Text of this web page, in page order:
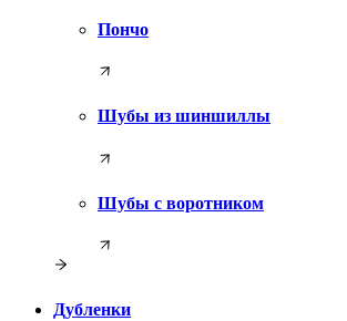
Пончо
Шубы из шиншиллы
Шубы с воротником
Дубленки